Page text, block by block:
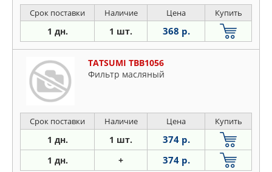
Срок поставки Наличие Цена Купить
1 дн. 1 шт. 368 р.
TATSUMI TBB1056
Фильтр масляный
Срок поставки Наличие Цена Купить
1 дн. 1 шт. 374 р.
1 дн. + 374 р.